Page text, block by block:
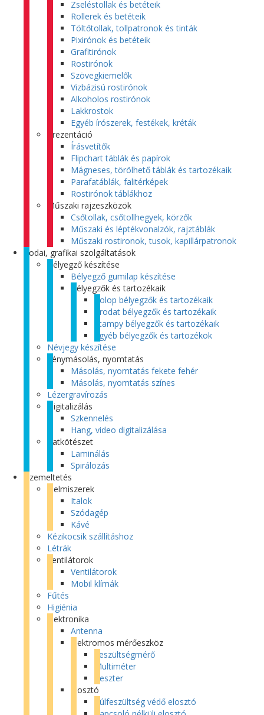
Zseléstollak és betéteik
Rollerek és betéteik
Töltőtollak, tollpatronok és tinták
Pixirónok és betéteik
Grafitirónok
Rostirónok
Szövegkiemelők
Vizbázisú rostirónok
Alkoholos rostirónok
Lakkrostok
Egyéb írószerek, festékek, kréták
Prezentáció
Írásvetítők
Flipchart táblák és papírok
Mágneses, törölhető táblák és tartozékaik
Parafatáblák, falitérképek
Rostirónok táblákhoz
Műszaki rajzeszközök
Csőtollak, csőtollhegyek, körzők
Műszaki és léptékvonalzók, rajztáblák
Műszaki rostironok, tusok, kapillárpatronok
Irodai, grafikai szolgáltatások
Bélyegző készítése
Bélyegző gumilap készítése
Bélyegzők és tartozékaik
Colop bélyegzők és tartozékaik
Trodat bélyegzők és tartozékaik
Stampy bélyegzők és tartozékaik
Egyéb bélyegzők és tartozékok
Névjegy készítése
Fénymásolás, nyomtatás
Másolás, nyomtatás fekete fehér
Másolás, nyomtatás színes
Lézergravírozás
Digitalizálás
Szkennelés
Hang, video digitalizálása
Iratkötészet
Laminálás
Spirálozás
Üzemeltetés
Élelmiszerek
Italok
Szódagép
Kávé
Kézikocsik szállításhoz
Létrák
Ventilátorok
Ventilátorok
Mobil klímák
Fűtés
Higiénia
Elektronika
Antenna
Elektromos mérőeszköz
Feszültségmérő
Multiméter
Teszter
Elosztó
Túlfeszültség védő elosztó